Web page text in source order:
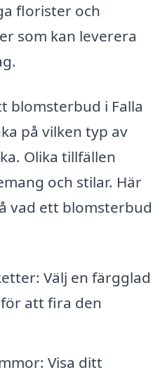
florister och
som kan leverera
blomsterbud i Falla
på vilken typ av
Olika tillfällen
och stilar. Här
vad ett blomsterbud
Välj en färgglad
att fira den
Visa ditt